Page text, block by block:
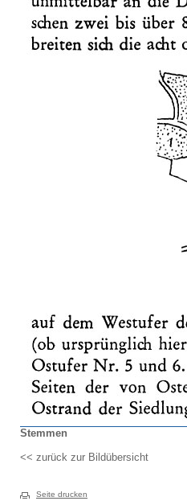
Stemmen
<< zurück zur Bildübersicht
Seite drucken